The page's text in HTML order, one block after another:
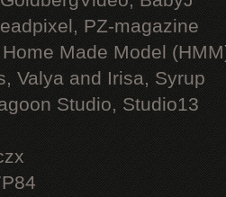
PZ-magazine
Made Model
Valya and Irisa, Syrup
Studio, Studio13